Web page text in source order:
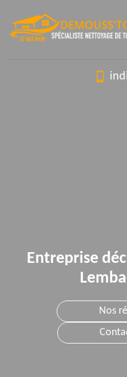
Entreprise
Nos